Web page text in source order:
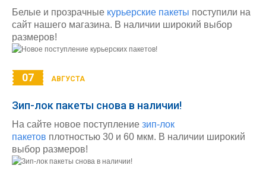
Белые и прозрачные курьерские пакеты поступили на
сайт нашего магазина. В наличии широкий выбор
размеров!
07 АВГУСТА
Зип-лок пакеты снова в наличии!
На сайте новое поступление зип-лок
пакетов плотностью 30 и 60 мкм. В наличии широкий
выбор размеров!